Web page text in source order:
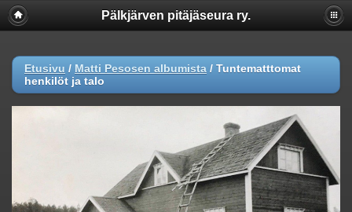
Pälkjärven pitäjäseura ry.
Etusivu / Matti Pesosen albumista / Tuntematttomat
henkilöt ja talo